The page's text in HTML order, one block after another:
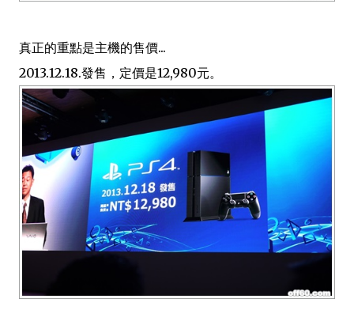
真正的重點是主機的售價...
2013.12.18.發售，定價是12,980元。